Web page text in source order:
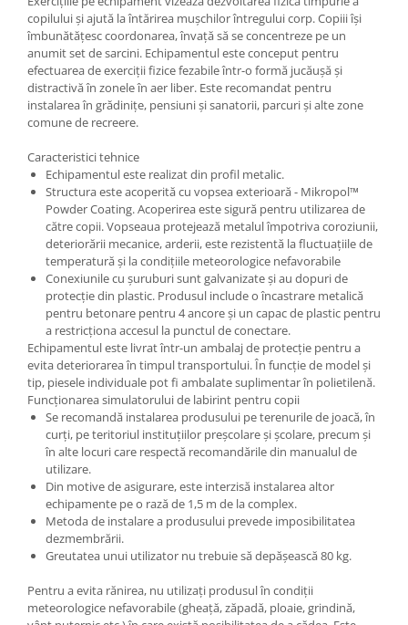
copilului și ajută la întărirea mușchilor întregului corp. Copiii își
îmbunătățesc coordonarea, învață să se concentreze pe un
anumit set de sarcini. Echipamentul este conceput pentru
efectuarea de exerciții fizice fezabile într-o formă jucăușă și
distractivă în zonele în aer liber. Este recomandat pentru
instalarea în grădinițe, pensiuni și sanatorii, parcuri și alte zone
comune de recreere.
Caracteristici tehnice
Echipamentul este realizat din profil metalic.
Structura este acoperită cu vopsea exterioară - Mikropol™
Powder Coating. Acoperirea este sigură pentru utilizarea de
către copii. Vopseaua protejează metalul împotriva coroziunii,
deteriorării mecanice, arderii, este rezistentă la fluctuațiile de
temperatură și la condițiile meteorologice nefavorabile
Conexiunile cu șuruburi sunt galvanizate și au dopuri de
protecție din plastic. Produsul include o încastrare metalică
pentru betonare pentru 4 ancore și un capac de plastic pentru
a restricționa accesul la punctul de conectare.
Echipamentul este livrat într-un ambalaj de protecție pentru a
evita deteriorarea în timpul transportului. În funcție de model și
tip, piesele individuale pot fi ambalate suplimentar în polietilenă.
Funcționarea simulatorului de labirint pentru copii
Se recomandă instalarea produsului pe terenurile de joacă, în
curți, pe teritoriul instituțiilor preșcolare și școlare, precum și
în alte locuri care respectă recomandările din manualul de
utilizare.
Din motive de asigurare, este interzisă instalarea altor
echipamente pe o rază de 1,5 m de la complex.
Metoda de instalare a produsului prevede imposibilitatea
dezmembrării.
Greutatea unui utilizator nu trebuie să depășească 80 kg.
Pentru a evita rănirea, nu utilizați produsul în condiții
meteorologice nefavorabile (gheață, zăpadă, ploaie, grindină,